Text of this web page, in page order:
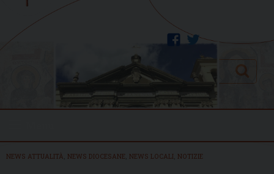
twitter
facebook
Search
NEWS ATTUALITÀ NEWS DIOCESANE NEWS LOCALI NOTIZIE